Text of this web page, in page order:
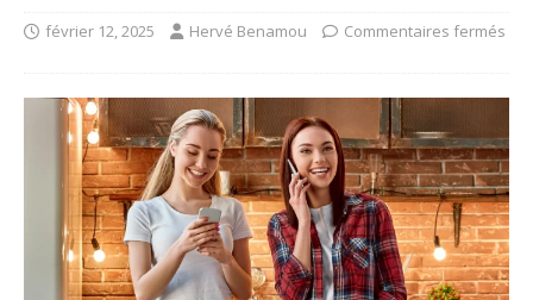
février 12, 2025 Hervé Benamou Commentaires fermés